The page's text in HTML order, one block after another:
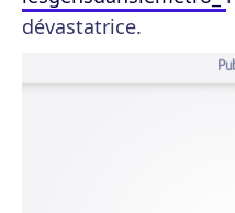
dévastatrice.